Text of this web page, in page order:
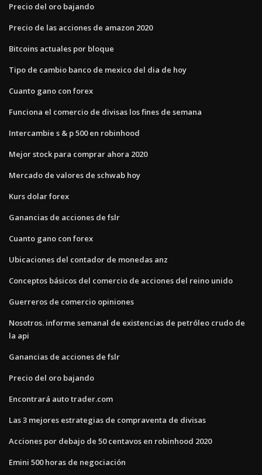
Precio del oro bajando
Precio de las acciones de amazon 2020
Bitcoins actuales por bloque
Tipo de cambio banco de mexico del dia de hoy
Cuanto gano con forex
Funciona el comercio de divisas los fines de semana
Intercambie s & p 500 en robinhood
Mejor stock para comprar ahora 2020
Mercado de valores de schwab hoy
Kurs dolar forex
Ganancias de acciones de fslr
Cuanto gano con forex
Ubicaciones del contador de monedas anz
Conceptos básicos del comercio de acciones del reino unido
Guerreros de comercio opiniones
Nosotros. informe semanal de existencias de petróleo crudo de
la api
Ganancias de acciones de fslr
Precio del oro bajando
Encontrará auto trader.com
Las 3 mejores estrategias de compraventa de divisas
Acciones por debajo de 50 centavos en robinhood 2020
Emini 500 horas de negociación